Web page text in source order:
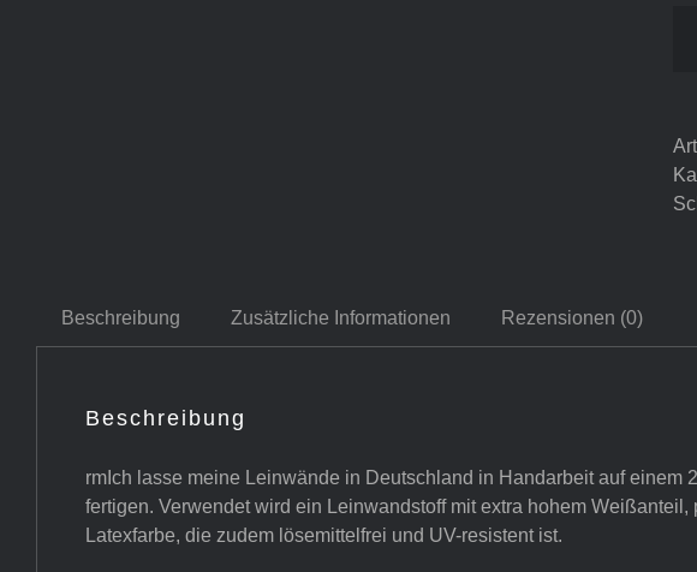
Beschreibung Zusätzliche Informationen Rezensionen (0)
Beschreibung
rmIch lasse meine Leinwände in Deutschland in Handarbeit auf einem
fertigen. Verwendet wird ein Leinwandstoff mit extra hohem Weißanteil,
Latexfarbe, die zudem lösemittelfrei und UV-resistent ist.